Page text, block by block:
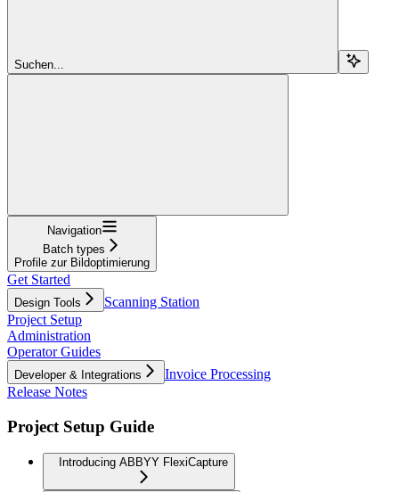
Suchen...
Navigation
Batch types
Profile zur Bildoptimierung
Get Started
Design Tools
Scanning Station
Project Setup
Administration
Operator Guides
Developer & Integrations
Invoice Processing
Release Notes
Project Setup Guide
Introducing ABBYY FlexiCapture